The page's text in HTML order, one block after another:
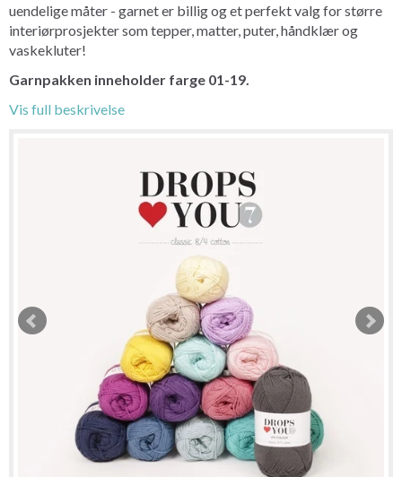
uendelige måter - garnet er billig og et perfekt valg for større
interiørprosjekter som tepper, matter, puter, håndklær og
vaskekluter!
Garnpakken inneholder farge 01-19.
Vis full beskrivelse